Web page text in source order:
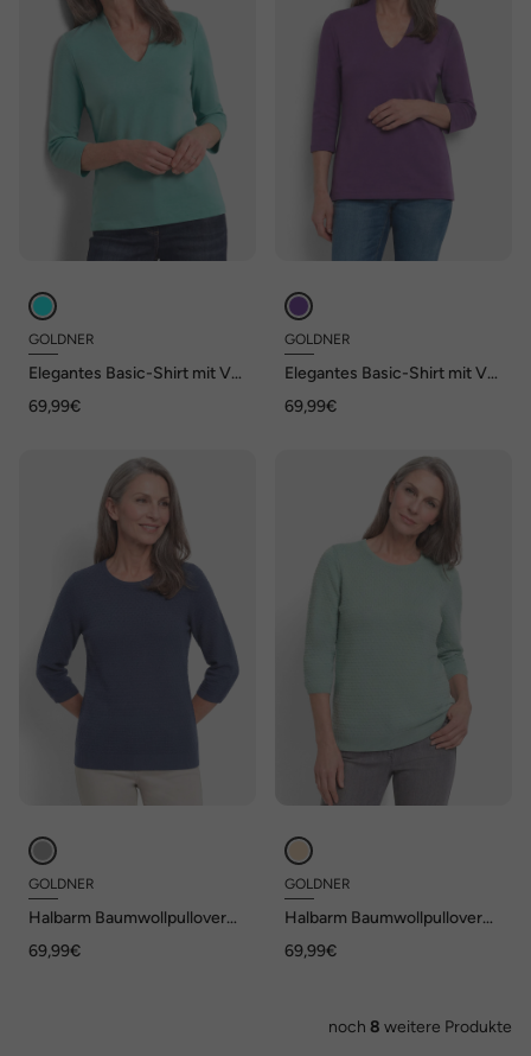
GOLDNER
Elegantes Basic-Shirt mit V-
69,99€
GOLDNER
Elegantes Basic-Shirt mit V-
69,99€
GOLDNER
Halbarm Baumwollpullover
69,99€
GOLDNER
Halbarm Baumwollpullover
69,99€
noch 8 weitere Produkte